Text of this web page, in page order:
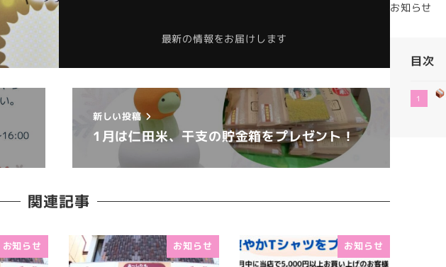
最新の情報をお届けします
新しい投稿
1月は仁田米、干支の貯金箱をプレゼント！
関連記事
お知らせ お知らせ お知らせ
お知らせ
目次